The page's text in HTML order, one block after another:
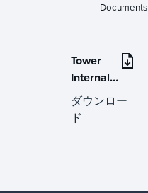
Documents
Tower
Internals
Hardware
and
Services
ダウンロー
ド